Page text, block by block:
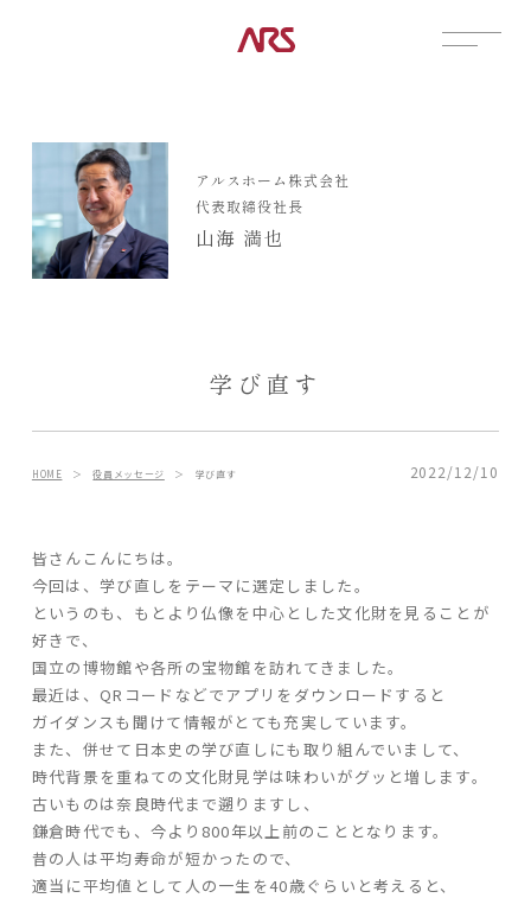
展示場
見学会
資料請求
ARS HOMEとは
- ARS WAY
- 設計コンセプト
- 商品コンセプト
デザイン
- 空間デザイン
- 内観デザイン
- 生活デザイン
- 外構デザイン
POSTS
お知らせ
アルスホーム株式会社
代表取締役社長
山海 満也
学び直す
HOME ＞役員メッセージ ＞ 学び直す 2022/12/10
皆さんこんにちは。
今回は、学び直しをテーマに選定しました。
というのも、もとより仏像を中心とした文化財を見ることが
好きで、
国立の博物館や各所の宝物館を訪れてきました。
最近は、QRコードなどでアプリをダウンロードすると
ガイダンスも聞けて情報がとても充実しています。
また、併せて日本史の学び直しにも取り組んでいまして、
時代背景を重ねての文化財見学は味わいがグッと増します。
古いものは奈良時代まで遡りますし、
鎌倉時代でも、今より800年以上前のこととなります。
昔の人は平均寿命が短かったので、
適当に平均値として人の一生を40歳ぐらいと考えると、